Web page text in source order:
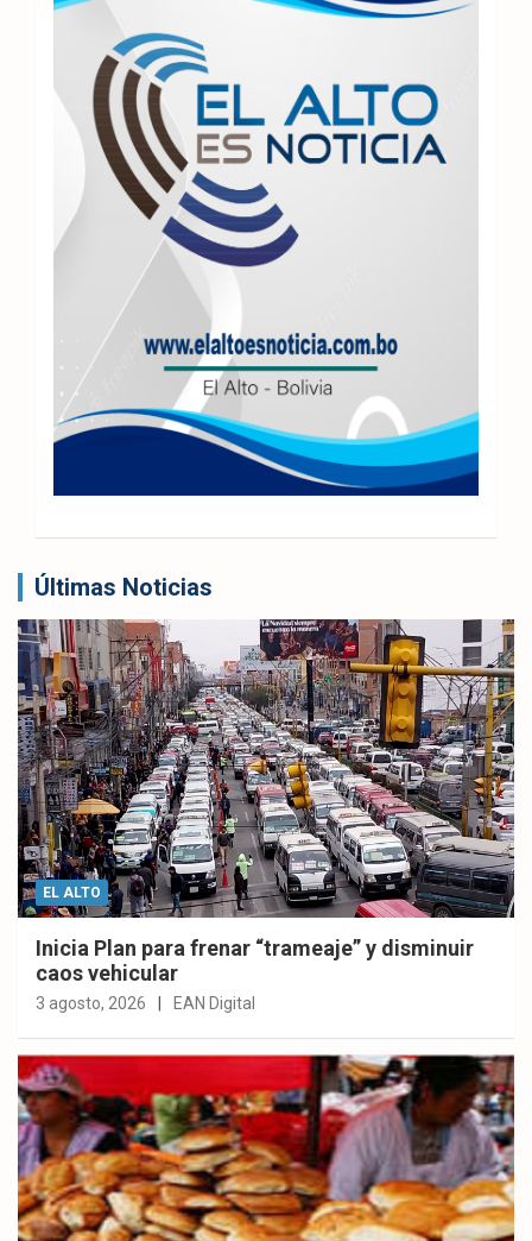
Últimas Noticias
EL ALTO
Inicia Plan para frenar “trameaje” y disminuir
caos vehicular
3 agosto, 2026 EAN Digital